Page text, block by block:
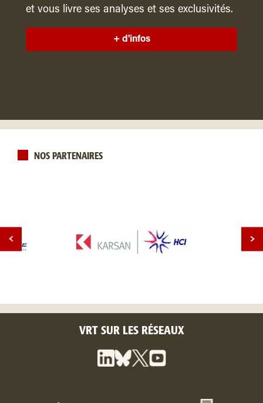
et vous livre ses analyses et ses exclusivités.
+ d'infos
NOS PARTENAIRES
VRT SUR LES RÉSEAUX